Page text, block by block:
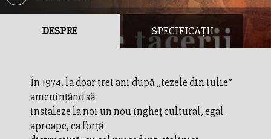
DESPRE SPECIFICAȚII
În 1974, la doar trei ani după „tezele din iulie”
ameninţând să
instaleze la noi un nou îngheţ cultural, egal
aproape, ca forţă